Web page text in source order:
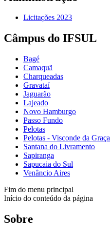
Licitações 2023
Câmpus do IFSUL
Bagé
Camaquã
Charqueadas
Gravataí
Jaguarão
Lajeado
Novo Hamburgo
Passo Fundo
Pelotas
Pelotas - Visconde da Graça
Santana do Livramento
Sapiranga
Sapucaia do Sul
Venâncio Aires
Fim do menu principal
Início do conteúdo da página
Sobre